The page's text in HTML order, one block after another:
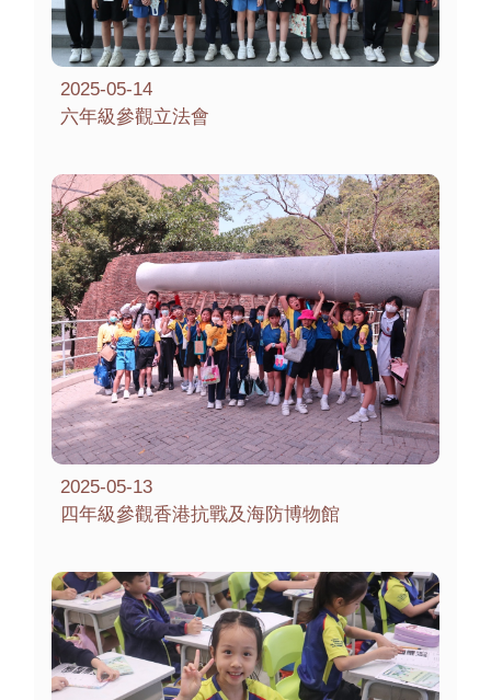
2025-05-14
六年級參觀立法會
2025-05-13
四年級參觀香港抗戰及海防博物館